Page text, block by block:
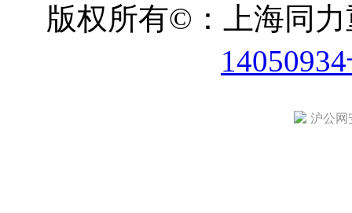
版权所有©：上海同
沪公网